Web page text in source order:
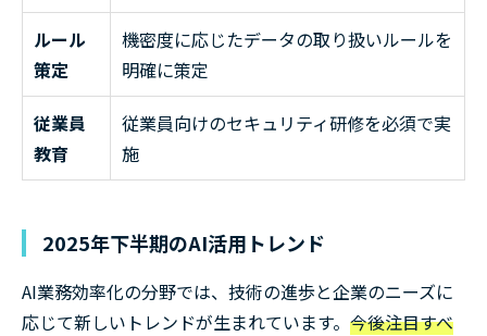
ルール
策定
機密度に応じたデータの取り扱いルールを
明確に策定
従業員
教育
従業員向けのセキュリティ研修を必須で実
施
2025年下半期のAI活用トレンド
AI業務効率化の分野では、技術の進歩と企業のニーズに
応じて新しいトレンドが生まれています。 今後注目すべ